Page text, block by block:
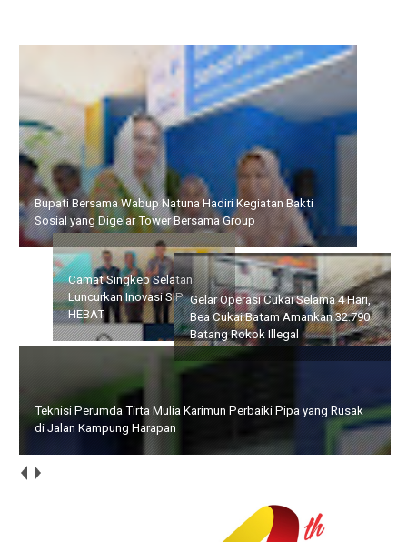
Bupati Bersama Wabup Natuna Hadiri Kegiatan Bakti Sosial
yang Digelar Tower Bersama Group
Camat Singkep Selatan
Luncurkan Inovasi SIP
HEBAT
Gelar Operasi Cukai Selama
4 Hari, Bea Cukai Batam
Amankan 32.790 Batang
Rokok Illegal
Teknisi Perumda Tirta Mulia Karimun Perbaiki Pipa yang Rusak
di Jalan Kampung Harapan